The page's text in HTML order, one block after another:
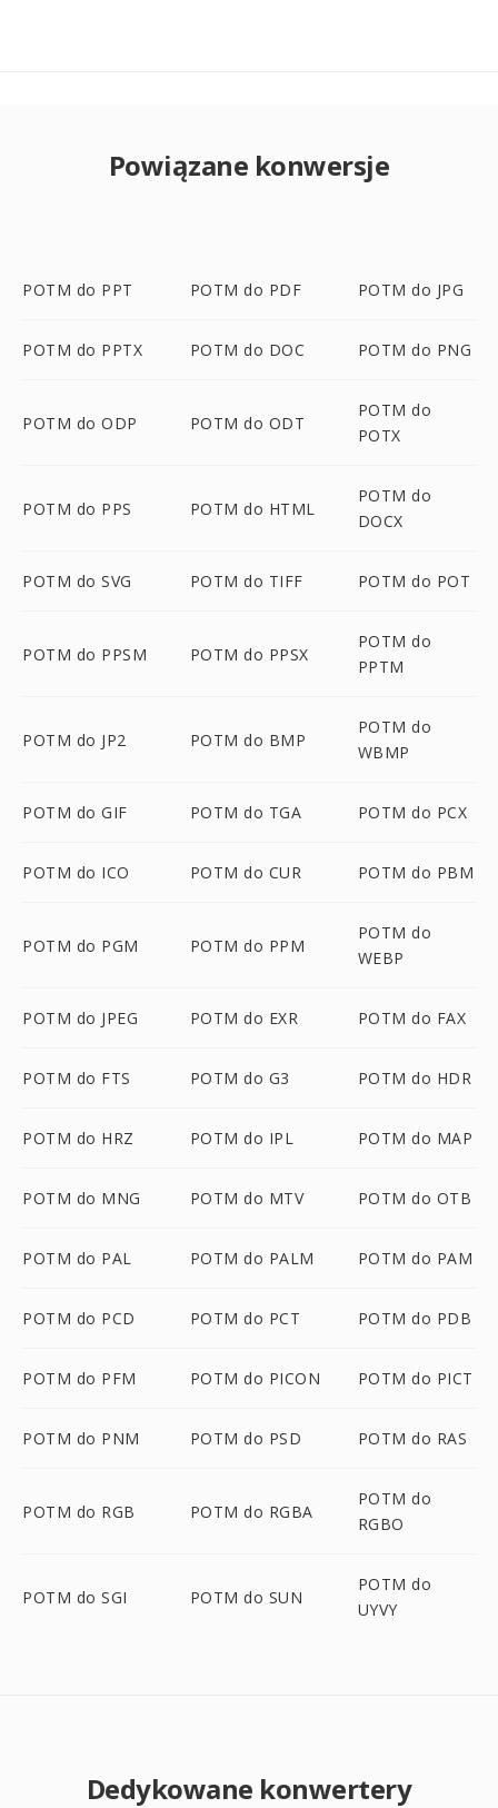
Powiązane konwersje
POTM do PPT POTM do PDF POTM do JPG
POTM do PPTX POTM do DOC POTM do PNG
POTM do ODP POTM do ODT
POTM do
POTX
POTM do PPS POTM do HTML
POTM do
DOCX
POTM do SVG POTM do TIFF POTM do POT
POTM do PPSM POTM do PPSX
POTM do
PPTM
POTM do JP2 POTM do BMP
POTM do
WBMP
POTM do GIF POTM do TGA POTM do PCX
POTM do ICO POTM do CUR POTM do PBM
POTM do PGM POTM do PPM
POTM do
WEBP
POTM do JPEG POTM do EXR POTM do FAX
POTM do FTS POTM do G3 POTM do HDR
POTM do HRZ POTM do IPL POTM do MAP
POTM do MNG POTM do MTV POTM do OTB
POTM do PAL POTM do PALM POTM do PAM
POTM do PCD POTM do PCT POTM do PDB
POTM do PFM POTM do PICON POTM do PICT
POTM do PNM POTM do PSD POTM do RAS
POTM do RGB POTM do RGBA
POTM do
RGBO
POTM do SGI POTM do SUN
POTM do
UYVY
Dedykowane konwertery